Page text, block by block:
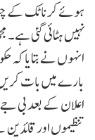
ہوئے کرناٹک کے
نہیں ہٹائی گئی ہے۔
انہوں نے بتایا
بارے میں بات
اعلان کے بعد بی
تنظیموں اور